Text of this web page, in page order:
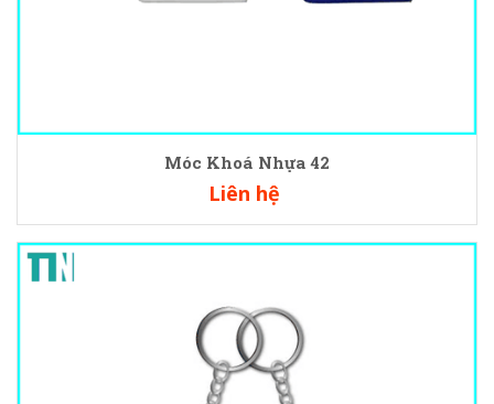
Móc Khoá Nhựa 42
Liên hệ